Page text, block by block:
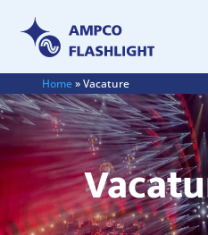
Home»Vacature